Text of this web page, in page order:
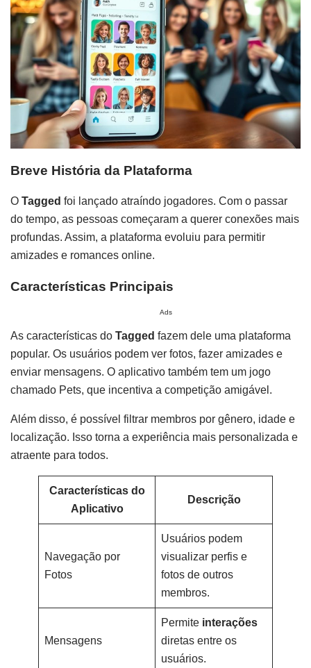
Breve História da Plataforma
O Tagged foi lançado atraíndo jogadores. Com o passar
do tempo, as pessoas começaram a querer conexões mais
profundas. Assim, a plataforma evoluiu para permitir
amizades e romances online.
Características Principais
Ads
As características do Tagged fazem dele uma plataforma
popular. Os usuários podem ver fotos, fazer amizades e
enviar mensagens. O aplicativo também tem um jogo
chamado Pets, que incentiva a competição amigável.
Além disso, é possível filtrar membros por gênero, idade e
localização. Isso torna a experiência mais personalizada e
atraente para todos.
Características do
Aplicativo
Descrição
Navegação por
Fotos
Usuários podem
visualizar perfis e
fotos de outros
membros.
Mensagens
Permite interações
diretas entre os
usuários.